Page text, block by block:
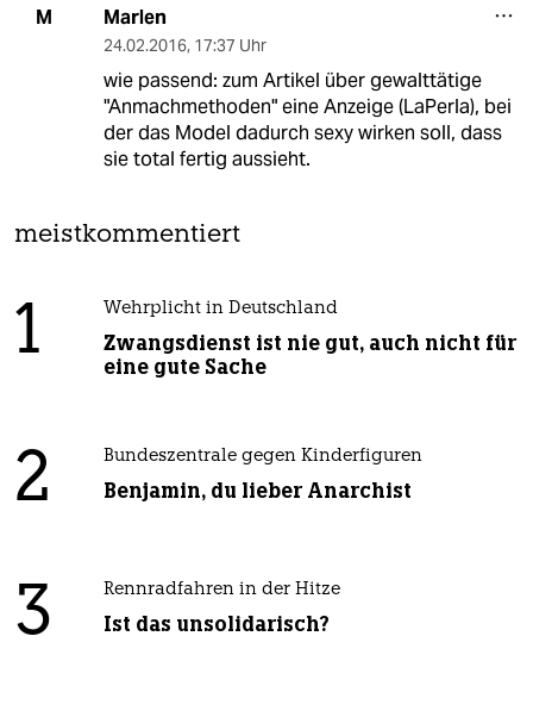
M Marlen
24.02.2016, 17:37 Uhr
wie passend: zum Artikel über gewalttätige
"Anmachmethoden" eine Anzeige (LaPerla), bei
der das Model dadurch sexy wirken soll, dass
sie total fertig aussieht.
meistkommentiert
1 Wehrplicht in Deutschland
Zwangsdienst ist nie gut, auch nicht für
eine gute Sache
2 Bundeszentrale gegen Kinderfiguren
Benjamin, du lieber Anarchist
3 Rennradfahren in der Hitze
Ist das unsolidarisch?